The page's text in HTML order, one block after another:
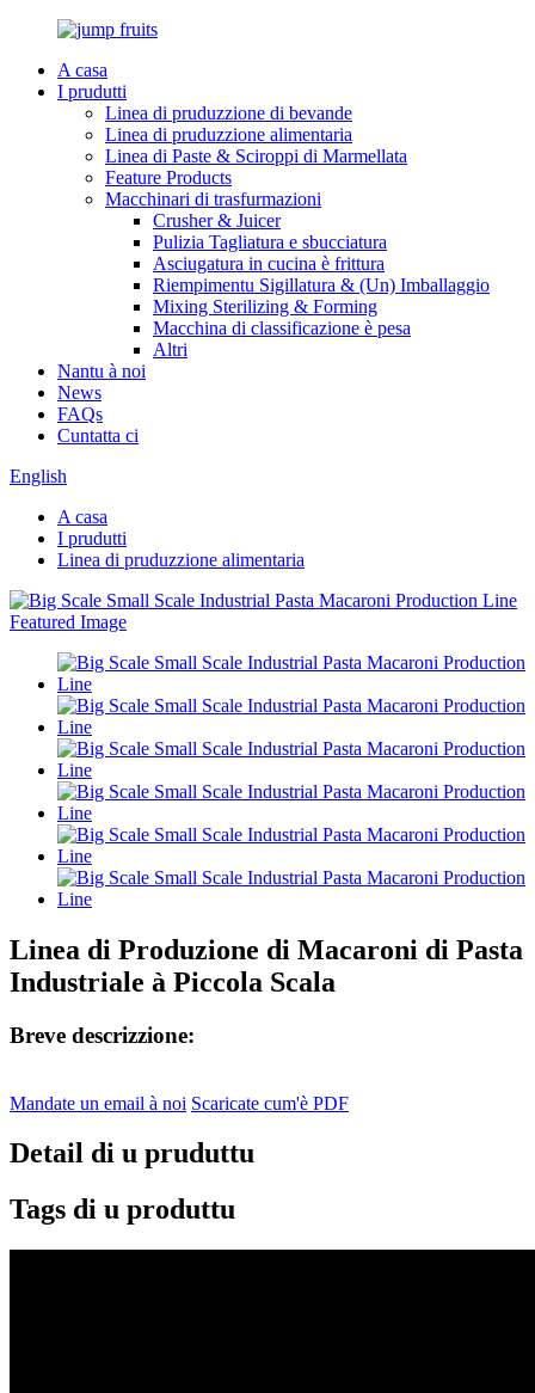
A casa
I prudutti
Linea di pruduzzione di bevande
Linea di pruduzzione alimentaria
Linea di Paste & Sciroppi di Marmellata
Feature Products
Macchinari di trasfurmazioni
Crusher & Juicer
Pulizia Tagliatura e sbucciatura
Asciugatura in cucina è frittura
Riempimentu Sigillatura & (Un) Imballaggio
Mixing Sterilizing & Forming
Macchina di classificazione è pesa
Altri
Nantu à noi
News
FAQs
Cuntatta ci
English
A casa
I prudutti
Linea di pruduzzione alimentaria
Linea di Produzione di Macaroni di Pasta
Industriale à Piccola Scala
Breve descrizzione:
Mandate un email à noi Scaricate cum'è PDF
Detail di u pruduttu
Tags di u produttu